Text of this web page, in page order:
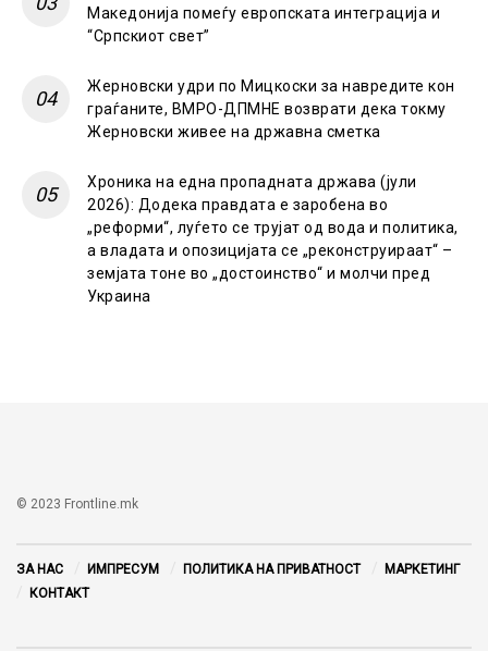
Македонија помеѓу европската интеграција и
“Српскиот свет”
Жерновски удри по Мицкоски за навредите кон
граѓаните, ВМРО-ДПМНЕ возврати дека токму
Жерновски живее на државна сметка
Хроника на една пропадната држава (јули
2026): Додека правдата е заробена во
„реформи“, луѓето се трујат од вода и политика,
а владата и опозицијата се „реконструираат“ –
земјата тоне во „достоинство“ и молчи пред
Украина
© 2023 Frontline.mk
ЗА НАС ИМПРЕСУМ ПОЛИТИКА НА ПРИВАТНОСТ
МАРКЕТИНГ
КОНТАКТ